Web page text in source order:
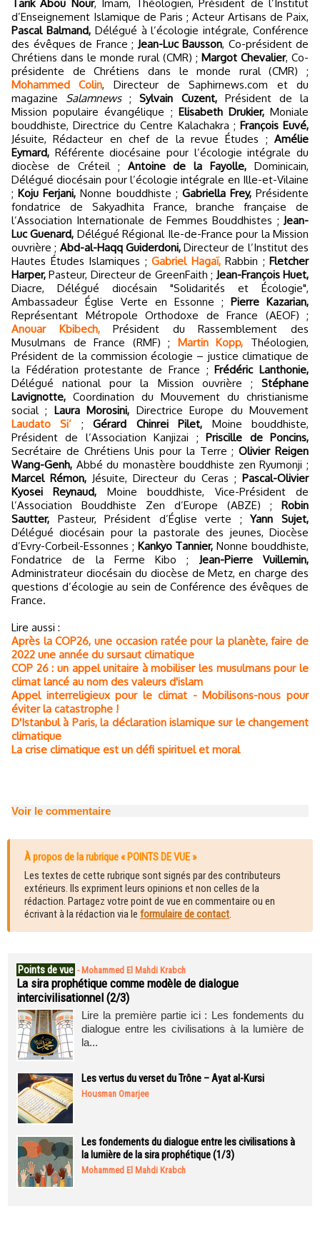
Tarik Abou Nour, Imam, Théologien, Président de l’Institut
d’Enseignement Islamique de Paris ; Acteur Artisans de Paix,
Pascal Balmand,Délégué à l’écologie intégrale, Conférence
des évêques de France ; Jean-Luc Bausson, Co-président de
Chrétiens dans le monde rural (CMR) ; Margot Chevalier, Co-
présidente de Chrétiens dans le monde rural (CMR) ;
Mohammed Colin, Directeur de Saphirnews.com et du
magazine Salamnews;Sylvain Cuzent,Président de la
Mission populaire évangélique ; Elisabeth Drukier,Moniale
bouddhiste, Directrice du Centre Kalachakra ; François Euvé,
Jésuite, Rédacteur en chef de la revue Études ; Amélie
Eymard, Référente diocésaine pour l’écologie intégrale du
diocèse de Créteil ; Antoine de la Fayolle, Dominicain,
Délégué diocésain pour l’écologie intégrale en Ille-et-Vilaine
;Koju Ferjani, Nonne bouddhiste ; Gabriella Frey,Présidente
fondatrice de Sakyadhita France, branche française de
l’Association Internationale de Femmes Bouddhistes ; Jean-
Luc Guenard, Délégué Régional Ile-de-France pour la Mission
ouvrière ; Abd-al-Haqq Guiderdoni,Directeur de l’Institut des
Hautes Études Islamiques ; Gabriel Hagaï,Rabbin ; Fletcher
Harper, Pasteur, Directeur de GreenFaith ; Jean-François Huet,
Diacre, Délégué diocésain "Solidarités et Écologie",
Ambassadeur Église Verte en Essonne ; Pierre Kazarian,
Représentant Métropole Orthodoxe de France (AEOF) ;
Anouar Kbibech,Président du Rassemblement des
Musulmans de France (RMF) ; Martin Kopp, Théologien,
Président de la commission écologie – justice climatique de
la Fédération protestante de France ;Frédéric Lanthonie,
Délégué national pour la Mission ouvrière ; Stéphane
Lavignotte, Coordination du Mouvement du christianisme
social ; Laura Morosini, Directrice Europe du Mouvement
Laudato Si’ ;Gérard Chinrei Pilet, Moine bouddhiste,
Président de l’Association Kanjizai ;Priscille de Poncins,
Secrétaire de Chrétiens Unis pour la Terre ;Olivier Reigen
Wang-Genh, Abbé du monastère bouddhiste zen Ryumonji ;
Marcel Rémon, Jésuite, Directeur du Ceras ; Pascal-Olivier
Kyosei Reynaud, Moine bouddhiste, Vice-Président de
l’Association Bouddhiste Zen d’Europe (ABZE) ; Robin
Sautter, Pasteur, Président d’Église verte ;Yann Sujet,
Délégué diocésain pour la pastorale des jeunes, Diocèse
d’Evry-Corbeil-Essonnes ; Kankyo Tannier, Nonne bouddhiste,
Fondatrice de la Ferme Kibo ; Jean-Pierre Vuillemin,
Administrateur diocésain du diocèse de Metz, en charge des
questions d’écologie au sein de Conférence des évêques de
France.
Lire aussi :
Après la COP26, une occasion ratée pour la planète, faire de
2022 une année du sursaut climatique
COP 26 : un appel unitaire à mobiliser les musulmans pour le
climat lancé au nom des valeurs d'islam
Appel interreligieux pour le climat - Mobilisons-nous pour
éviter la catastrophe !
D'Istanbul à Paris, la déclaration islamique sur le changement
climatique
La crise climatique est un défi spirituel et moral
Voir le commentaire
À propos de la rubrique « POINTS DE VUE »
Les textes de cette rubrique sont signés par des contributeurs
extérieurs. Ils expriment leurs opinions et non celles de la
rédaction. Partagez votre point de vue en commentaire ou en
écrivant à la rédaction via le formulaire de contact
Points de vue - Mohammed El Mahdi Krabch
La sira prophétique comme modèle de dialogue
intercivilisationnel (2/3)
Lire la première partie ici : Les fondements du
dialogue entre les civilisations à la lumière de
la...
Les vertus du verset du Trône – Ayat al-Kursi
Housman Omarjee
Les fondements du dialogue entre les civilisations à
la lumière de la sira prophétique (1/3)
Mohammed El Mahdi Krabch